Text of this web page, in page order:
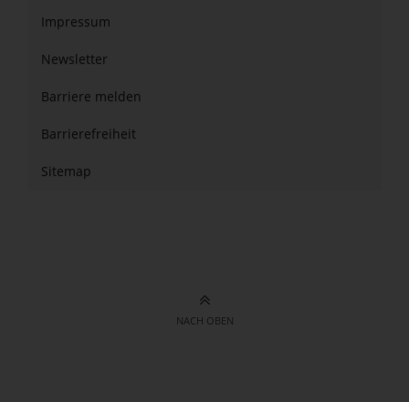
Impressum
Newsletter
Barriere melden
Barrierefreiheit
Sitemap
NACH OBEN